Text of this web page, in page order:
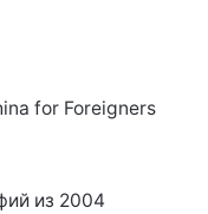
for Foreigners
из 2004